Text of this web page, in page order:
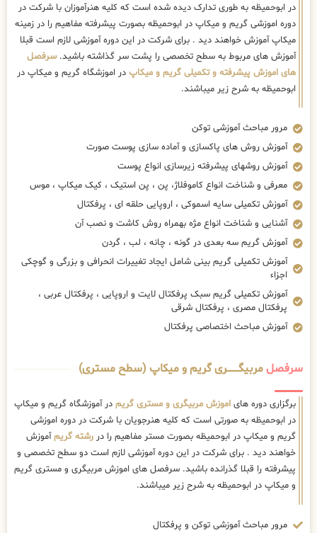
در ابوحمیظه به طوری تدارک دیده شده است که کلیه هنرآموزان با شرکت در
دوره اموزشی گریم و میکاپ در ابوحمیظه بصورت پیشرفته مفاهیم را در زمینه
میکاپ آموزش خواهند دید . برای شرکت در این دوره آموزشی لازم است قبلا
آموزش های مربوط به سطح تخصصی را پشت سر گذاشته باشید.سرفصل
های اموزش پیشرفته و تکمیلی گریم و میکاپ در اموزشگاه گریم و میکاپ در
ابوحمیظه به شرح زیر میباشند.
مرور مباحث آموزشی توکن
آموزش روش های پاکسازی و آماده سازی پوست صورت
آموزش روشهای پیشرفته زیرسازی انواع پوست
معرفی و شناخت انواع کاموفلاژ، پن ، پن استیک ، کیک میکاپ ، موس
آموزش تکمیلی سایه اسموکی ، اروپایی حلقه ای ، پرفکتال
آشنایی و شناخت انواع مژه بهمراه روش کاشت و نصب آن
آموزش گریم سه بعدی در گونه ، چانه ، لب ، گردن
آموزش تکمیلی گریم بینی شامل ایجاد تغییرات انحرافی و بزرگی و گوچکی
اجزاء
آموزش تکمیلی گریم سبک پرفکتال لایت و اروپایی ، پرفکتال عربی ،
پرفکتال مصری ، پرفکتال شرقی
آموزش مباحث اختصاصی پرفکتال
سرفصلمربیگــــــــری گریم و میکاپ (سطح مستری)
برگزاری دوره های اموزش مربیگری و مستری گریم در آموزشگاه گریم و میکاپ
در ابوحمیظه به صورتی است که کلیه هنرجویان با شرکت در دوره اموزشی
گریم و میکاپ در ابوحمیظه بصورت مستر مفاهیم را در رشته گریمآموزش
خواهند دید . برای شرکت در این دوره آموزشی لازم است دو سطح تخصصی و
پیشرفته را قبلا گذرانده باشید. سرفصل های اموزش مربیگری و مستری گریم
و میکاپ در ابوحمیظه به شرح زیر میباشند.
مرور مباحث آموزشی توکن و پرفکتال